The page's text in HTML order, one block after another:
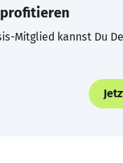
Mitglied kannst Du